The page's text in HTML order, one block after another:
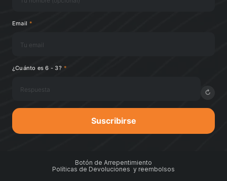
Email *
¿Cuánto es 6 - 3? *
↻
Suscribirse
Botón de Arrepentimiento
Políticas de Devoluciones y reembolsos